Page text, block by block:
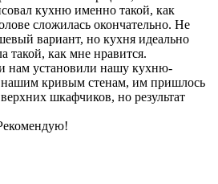
кухню именно такой, как
сложилась окончательно. Не
вариант, но кухня идеально
такой, как мне нравится.
нам установили нашу кухню-
нашим кривым стенам, им пришлось
шкафчиков, но результат